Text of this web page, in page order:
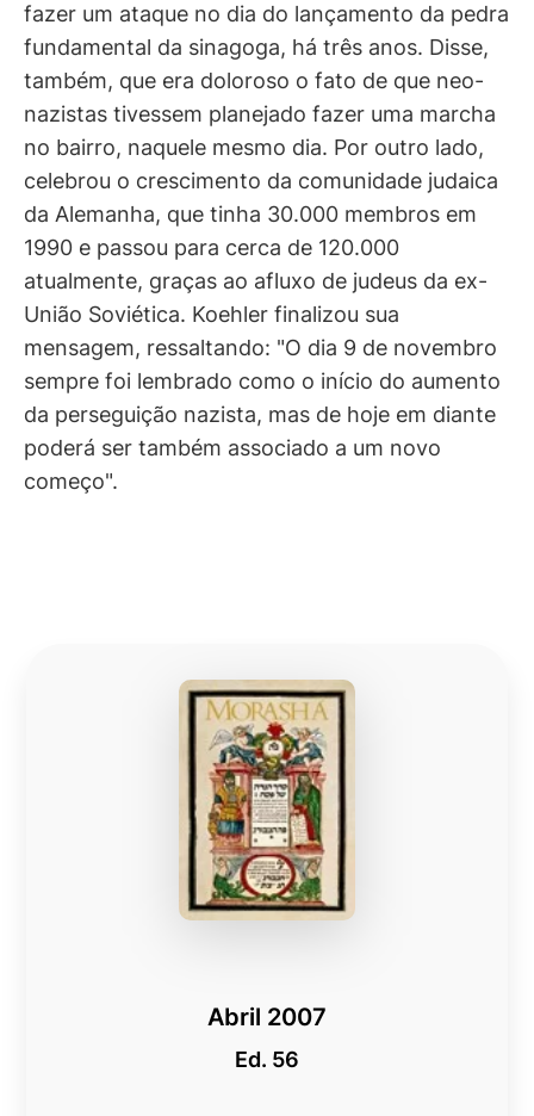
fazer um ataque no dia do lançamento da pedra
fundamental da sinagoga, há três anos. Disse,
também, que era doloroso o fato de que neo-
nazistas tivessem planejado fazer uma marcha
no bairro, naquele mesmo dia. Por outro lado,
celebrou o crescimento da comunidade judaica
da Alemanha, que tinha 30.000 membros em
1990 e passou para cerca de 120.000
atualmente, graças ao afluxo de judeus da ex-
União Soviética. Koehler finalizou sua
mensagem, ressaltando: "O dia 9 de novembro
sempre foi lembrado como o início do aumento
da perseguição nazista, mas de hoje em diante
poderá ser também associado a um novo
começo".
Abril 2007
Ed. 56